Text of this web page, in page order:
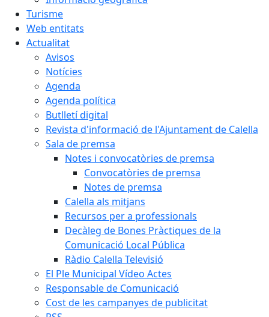
Turisme
Web entitats
Actualitat
Avisos
Notícies
Agenda
Agenda política
Butlletí digital
Revista d'informació de l'Ajuntament de Calella
Sala de premsa
Notes i convocatòries de premsa
Convocatòries de premsa
Notes de premsa
Calella als mitjans
Recursos per a professionals
Decàleg de Bones Pràctiques de la
Comunicació Local Pública
Ràdio Calella Televisió
El Ple Municipal Vídeo Actes
Responsable de Comunicació
Cost de les campanyes de publicitat